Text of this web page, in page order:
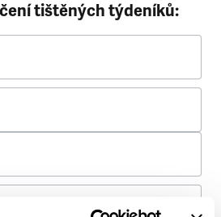
tištěných týdeníků: